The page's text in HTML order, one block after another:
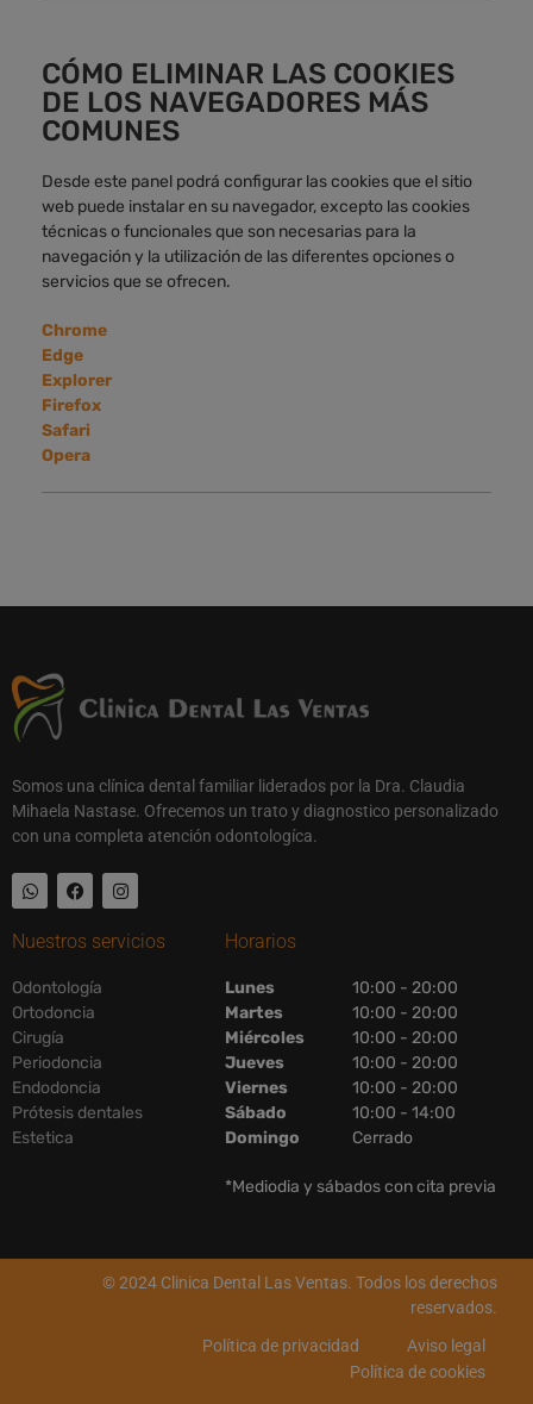
CÓMO ELIMINAR LAS COOKIES
DE LOS NAVEGADORES MÁS
COMUNES
Desde este panel podrá configurar las cookies que el sitio
web puede instalar en su navegador, excepto las cookies
técnicas o funcionales que son necesarias para la
navegación y la utilización de las diferentes opciones o
servicios que se ofrecen.
Chrome
Edge
Explorer
Firefox
Safari
Opera
Somos una clínica dental familiar liderados por la Dra. Claudia
Mihaela Nastase. Ofrecemos un trato y diagnostico personalizado
con una completa atención odontologíca.
Nuestros servicios
Odontología
Ortodoncia
Cirugía
Periodoncia
Endodoncia
Prótesis dentales
Estetica
Horarios
Lunes
Martes
Miércoles
Jueves
Viernes
Sábado
Domingo
10:00 - 20:00
10:00 - 20:00
10:00 - 20:00
10:00 - 20:00
10:00 - 20:00
10:00 - 14:00
Cerrado
*Mediodia y sábados con cita previa
© 2024 Clinica Dental Las Ventas. Todos los derechos
reservados.
Política de privacidad
Aviso legal
Política de cookies